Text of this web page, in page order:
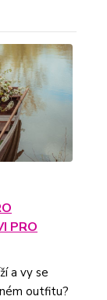
PRO
a vy se
outfitu?